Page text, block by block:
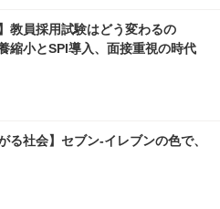
教員採用試験はどう変わるの
小とSPI導入、面接重視の時代
る社会】セブン‐イレブンの色で、